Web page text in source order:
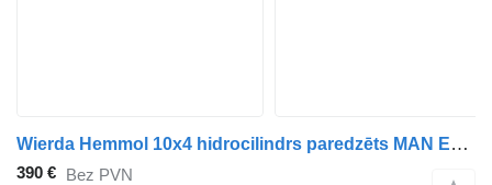
Wierda Hemmol 10x4 hidrocilindrs paredzēts MAN E6 kravas automašīnas
390 € Bez PVN